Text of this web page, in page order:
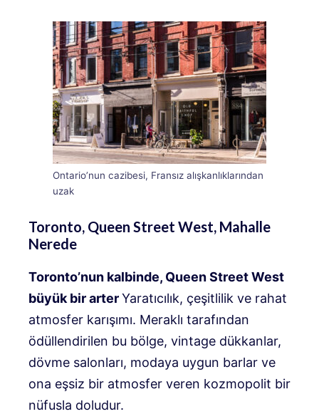
Ontario’nun cazibesi, Fransız alışkanlıklarından
uzak
Toronto, Queen Street West, Mahalle
Nerede
Toronto’nun kalbinde, Queen Street West
büyük bir arterYaratıcılık, çeşitlilik ve rahat
atmosfer karışımı. Meraklı tarafından
ödüllendirilen bu bölge, vintage dükkanlar,
dövme salonları, modaya uygun barlar ve
ona eşsiz bir atmosfer veren kozmopolit bir
nüfusla doludur.